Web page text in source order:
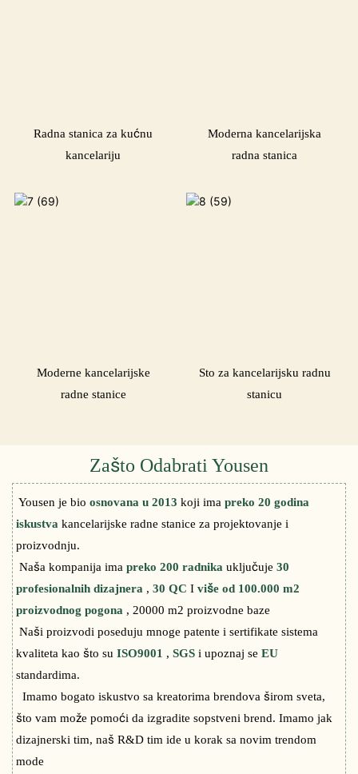
Radna stanica za kućnu
kancelariju
Moderna kancelarijska
radna stanica
Moderne kancelarijske
radne stanice
Sto za kancelarijsku radnu
stanicu
Zašto Odabrati Yousen
Yousen je bioosnovana u 2013koji imapreko 20 godina
iskustvakancelarijske radne stanice za projektovanje i
proizvodnju.
Naša kompanija imapreko 200 radnikauključuje30
profesionalnih dizajnera ,30 QCIviše od 100.000 m2
proizvodnog pogona , 20000 m2 proizvodne baze
Naši proizvodi poseduju mnoge patente i sertifikate sistema
kvaliteta kao što suISO9001 ,SGSi upoznaj seEU
standardima.
Imamo bogato iskustvo sa kreatorima brendova širom sveta,
što vam može pomoći da izgradite sopstveni brend. Imamo jak
dizajnerski tim, naš R&D tim ide u korak sa novim trendom
mode